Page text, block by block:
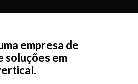
empresa de
soluções em